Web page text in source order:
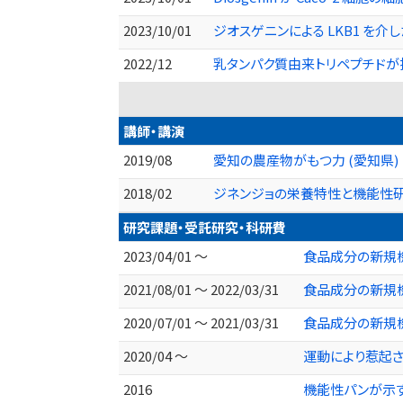
2023/10/01
ジオスゲニンによる LKB1 を介
2022/12
乳タンパク質由来トリペプチ
講師・講演
2019/08
愛知の農産物がもつ力 (愛知県)
2018/02
ジネンジョの栄養特性と機能性
研究課題・受託研究・科研費
2023/04/01 ～
食品成分の新規
2021/08/01 ～ 2022/03/31
食品成分の新規
2020/07/01 ～ 2021/03/31
食品成分の新規
2020/04 ～
運動により惹起
2016
機能性パンが示